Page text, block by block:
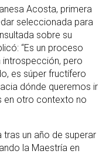
Acosta, primera
seleccionada para
sobre su
“Es un proceso
introspección, pero
es súper fructífero
dónde queremos ir
en otro contexto no
tras un año de superar
la Maestría en